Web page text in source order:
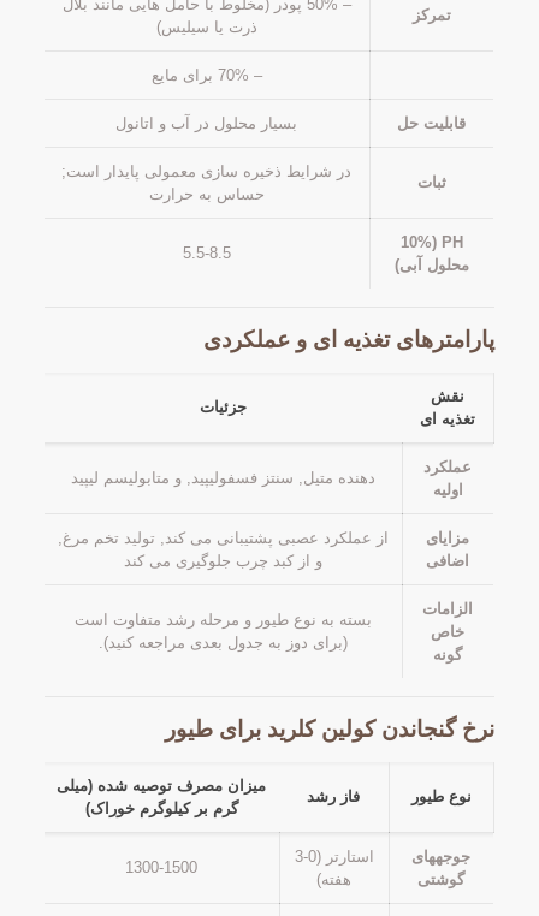
تمرکز
– 50% پودر (مخلوط با حامل هایی مانند بلال
ذرت یا سیلیس)
– 70% برای مایع
قابلیت حل بسیار محلول در آب و اتانول
ثبات
در شرایط ذخیره سازی معمولی پایدار است;
حساس به حرارت
PH (10%
محلول آبی)
5.5-8.5
پارامترهای تغذیه ای و عملکردی
نقش
تغذیه ای
جزئیات
عملکرد
اولیه
دهنده متیل, سنتز فسفولیپید, و متابولیسم لیپید
مزایای
اضافی
از عملکرد عصبی پشتیبانی می کند, تولید تخم مرغ,
و از کبد چرب جلوگیری می کند
الزامات
خاص
گونه
بسته به نوع طیور و مرحله رشد متفاوت است
(برای دوز به جدول بعدی مراجعه کنید).
نرخ گنجاندن کولین کلرید برای طیور
نوع طیور فاز رشد
میزان مصرف توصیه شده (میلی
گرم بر کیلوگرم خوراک)
جوجههای
گوشتی
استارتر (0-3
هفته)
1300-1500